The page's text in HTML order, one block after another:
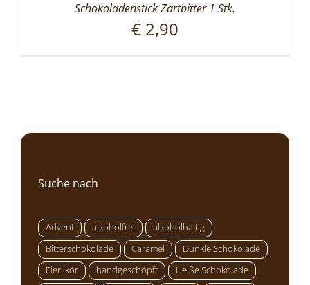
Schokoladenstick Zartbitter 1 Stk.
€ 2,90
Suche nach
Advent alkoholfrei
alkoholhaltig
Bitterschokolade
Caramel
Dunkle Schokolade
Eierlikör
handgeschöpft
Heiße Schokolade